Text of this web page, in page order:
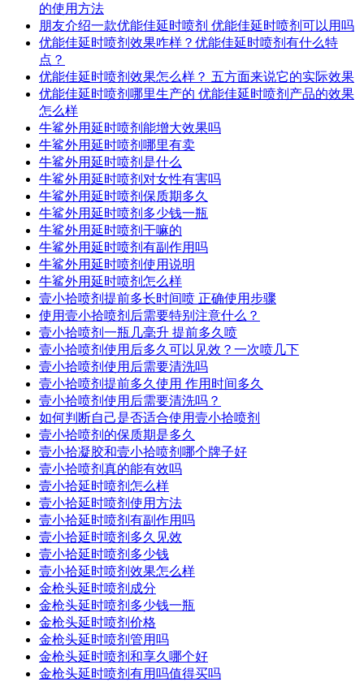
的使用方法
朋友介绍一款优能佳延时喷剂 优能佳延时喷剂可以用吗
优能佳延时喷剂效果咋样？优能佳延时喷剂有什么特
点？
优能佳延时喷剂效果怎么样？ 五方面来说它的实际效果
优能佳延时喷剂哪里生产的 优能佳延时喷剂产品的效果
怎么样
牛鲨外用延时喷剂能增大效果吗
牛鲨外用延时喷剂哪里有卖
牛鲨外用延时喷剂是什么
牛鲨外用延时喷剂对女性有害吗
牛鲨外用延时喷剂保质期多久
牛鲨外用延时喷剂多少钱一瓶
牛鲨外用延时喷剂干嘛的
牛鲨外用延时喷剂有副作用吗
牛鲨外用延时喷剂使用说明
牛鲨外用延时喷剂怎么样
壹小拾喷剂提前多长时间喷 正确使用步骤
使用壹小拾喷剂后需要特别注意什么？
壹小拾喷剂一瓶几毫升 提前多久喷
壹小拾喷剂使用后多久可以见效？一次喷几下
壹小拾喷剂使用后需要清洗吗
壹小拾喷剂提前多久使用 作用时间多久
壹小拾喷剂使用后需要清洗吗？
如何判断自己是否适合使用壹小拾喷剂
壹小拾喷剂的保质期是多久
壹小拾凝胶和壹小拾喷剂哪个牌子好
壹小拾喷剂真的能有效吗
壹小拾延时喷剂怎么样
壹小拾延时喷剂使用方法
壹小拾延时喷剂有副作用吗
壹小拾延时喷剂多久见效
壹小拾延时喷剂多少钱
壹小拾延时喷剂效果怎么样
金枪头延时喷剂成分
金枪头延时喷剂多少钱一瓶
金枪头延时喷剂价格
金枪头延时喷剂管用吗
金枪头延时喷剂和享久哪个好
金枪头延时喷剂有用吗值得买吗